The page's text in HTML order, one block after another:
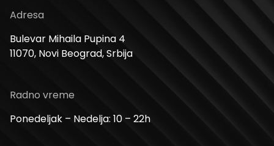
Adresa
Bulevar Mihaila Pupina 4
11070, Novi Beograd, Srbija
Radno vreme
Ponedeljak – Nedelja: 10 – 22h